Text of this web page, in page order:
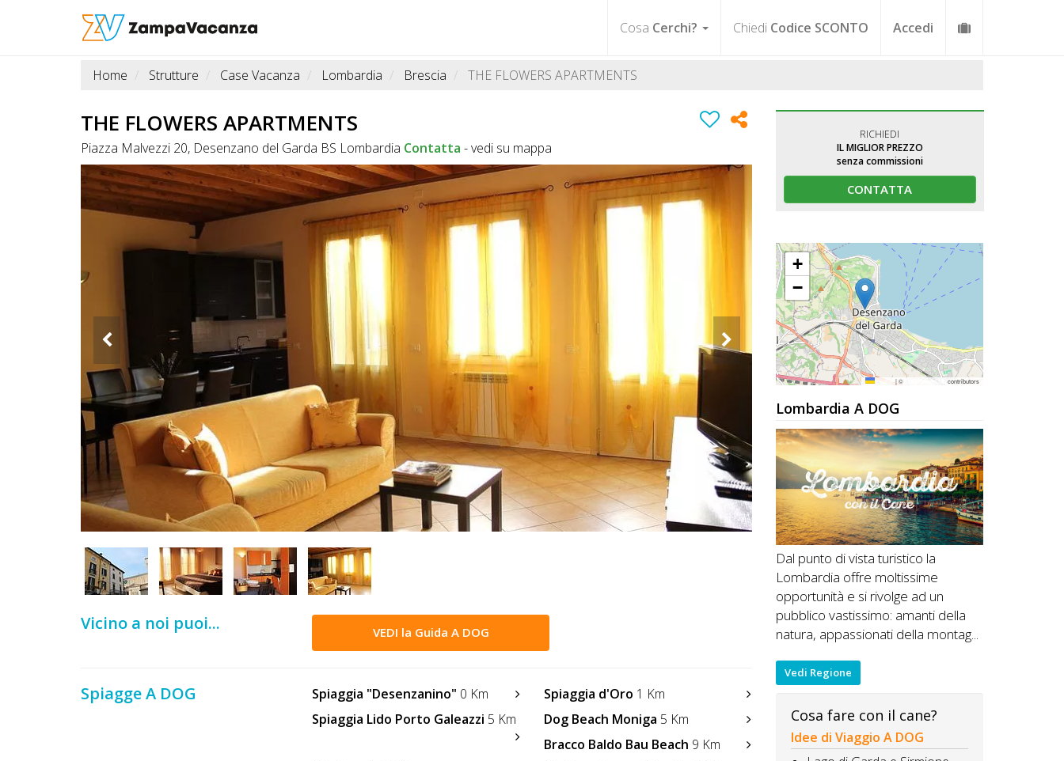
Cosa Cerchi? Chiedi Codice SCONTO Accedi
STRUTTURE
LUOGHI
OFFERTE
CHIEDI
CODICE
SCONTO
Lavora
Home Strutture Case Vacanza Lombardia Brescia THE FLOWERS APARTMENTS
THE FLOWERS APARTMENTS
Piazza Malvezzi 20, Desenzano del Garda BS Lombardia Contatta -vedi su mappa
Vicino a noi puoi... VEDI la Guida A DOG
Spiagge A DOG Spiaggia "Desenzanino" 0 Km Spiaggia d'Oro 1 Km
Spiaggia Lido Porto Galeazzi 5 Km Dog Beach Moniga 5 Km
Bracco Baldo Bau Beach 9 Km
RICHIEDI
IL MIGLIOR PREZZO
senza commissioni
CONTATTA
+
−
Leaflet |© OpenStreetMap contributors
Lombardia A DOG
Dal punto di vista turistico la
Lombardia offre moltissime
opportunità e si rivolge ad un
pubblico vastissimo: amanti della
natura, appassionati della montag...
Vedi Regione
Cosa fare con il cane?
Idee di Viaggio A DOG